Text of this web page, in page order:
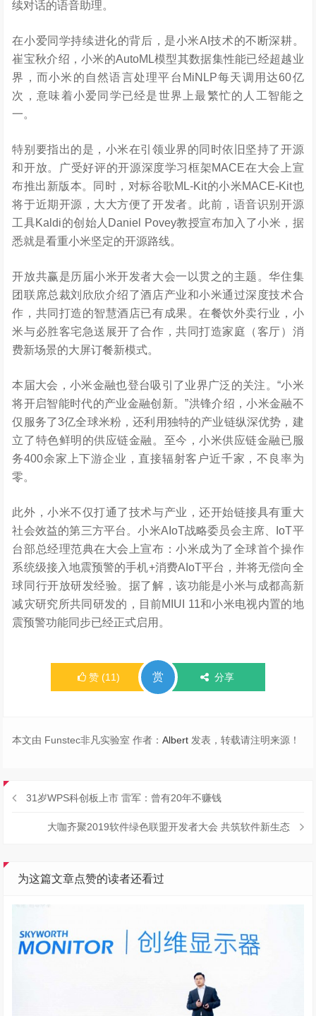
续对话的语音助理。
在小爱同学持续进化的背后，是小米AI技术的不断深耕。
崔宝秋介绍，小米的AutoML模型其数据集性能已经超越业
界，而小米的自然语言处理平台MiNLP每天调用达60亿
次，意味着小爱同学已经是世界上最繁忙的人工智能之
一。
特别要指出的是，小米在引领业界的同时依旧坚持了开源
和开放。广受好评的开源深度学习框架MACE在大会上宣
布推出新版本。同时，对标谷歌ML-Kit的小米MACE-Kit也
将于近期开源，大大方便了开发者。此前，语音识别开源
工具Kaldi的创始人Daniel Povey教授宣布加入了小米，据
悉就是看重小米坚定的开源路线。
开放共赢是历届小米开发者大会一以贯之的主题。华住集
团联席总裁刘欣欣介绍了酒店产业和小米通过深度技术合
作，共同打造的智慧酒店已有成果。在餐饮外卖行业，小
米与必胜客宅急送展开了合作，共同打造家庭（客厅）消
费新场景的大屏订餐新模式。
本届大会，小米金融也登台吸引了业界广泛的关注。“小米
将开启智能时代的产业金融创新。”洪锋介绍，小米金融不
仅服务了3亿全球米粉，还利用独特的产业链纵深优势，建
立了特色鲜明的供应链金融。至今，小米供应链金融已服
务400余家上下游企业，直接辐射客户近千家，不良率为
零。
此外，小米不仅打通了技术与产业，还开始链接具有重大
社会效益的第三方平台。小米AIoT战略委员会主席、IoT平
台部总经理范典在大会上宣布：小米成为了全球首个操作
系统级接入地震预警的手机+消费AIoT平台，并将无偿向全
球同行开放研发经验。据了解，该功能是小米与成都高新
减灾研究所共同研发的，目前MIUI 11和小米电视内置的地
震预警功能同步已经正式启用。
赞 (11) 赏 分享
本文由 Funstec非凡实验室 作者：Albert 发表，转载请注明来源！
31岁WPS科创板上市 雷军：曾有20年不赚钱
大咖齐聚2019软件绿色联盟开发者大会 共筑软件新生态
为这篇文章点赞的读者还看过